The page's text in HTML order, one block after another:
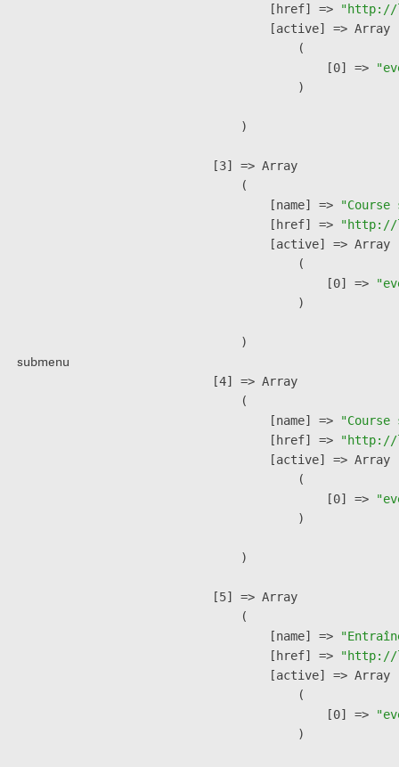
submenu
            [href] =>
"http://
            [active] => Array
                (
                    [0] =>
                )
        )
    [3] => Array
        (
            [name] =>
            [href] =>
"http://
            [active] => Array
                (
                    [0] =>
                )
        )
    [4] => Array
        (
            [name] =>
            [href] =>
"http://
            [active] => Array
                (
                    [0] =>
                )
        )
    [5] => Array
        (
            [name] =>
            [href] =>
"http://
            [active] => Array
                (
                    [0] =>
                )